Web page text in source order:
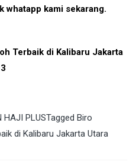
whatapp kami sekarang.
Terbaik di Kalibaru Jakarta
HAJI PLUSTagged Biro
di Kalibaru Jakarta Utara